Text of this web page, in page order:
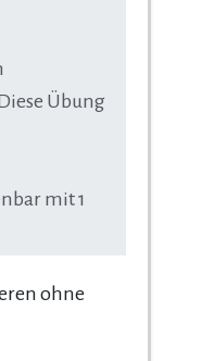
Übung
mit 1
ohne